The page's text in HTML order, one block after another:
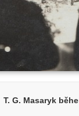
T. G. Masaryk